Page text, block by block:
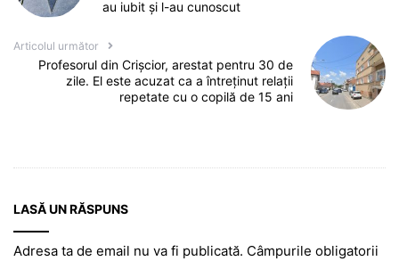
au iubit și l-au cunoscut
Articolul următor
Profesorul din Crișcior, arestat pentru 30 de
zile. El este acuzat ca a întreținut relații
repetate cu o copilă de 15 ani
LASĂ UN RĂSPUNS
Adresa ta de email nu va fi publicată. Câmpurile obligatorii